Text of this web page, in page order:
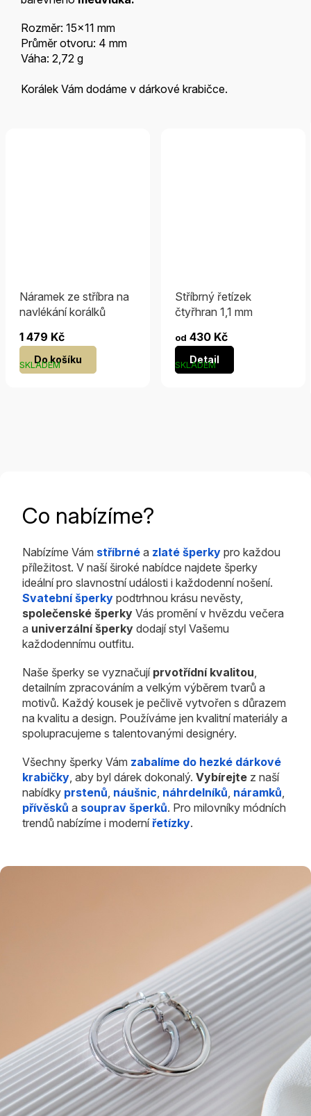
Rozměr: 15x11 mm
Průměr otvoru: 4 mm
Váha: 2,72 g
Korálek Vám dodáme v dárkové krabičce.
Náramek ze stříbra na
navlékání korálků
SKLADEM
1 479 Kč
Do košíku
Stříbrný řetízek
čtyřhran 1,1 mm
SKLADEM
od 430 Kč
Detail
Co nabízíme?
Nabízíme Vám stříbrné a zlaté šperky pro každou
příležitost. V naší široké nabídce najdete šperky
ideální pro slavnostní události i každodenní nošení.
Svatební šperky podtrhnou krásu nevěsty,
společenské šperky Vás promění v hvězdu večera
a univerzální šperky dodají styl Vašemu
každodennímu outfitu.
Naše šperky se vyznačují prvotřídní kvalitou,
detailním zpracováním a velkým výběrem tvarů a
motivů. Každý kousek je pečlivě vytvořen s důrazem
na kvalitu a design. Používáme jen kvalitní materiály a
spolupracujeme s talentovanými designéry.
Všechny šperky Vám zabalíme do hezké dárkové
krabičky, aby byl dárek dokonalý. Vybírejte z naší
nabídky prstenů, náušnic, náhrdelníků, náramků,
přívěsků a souprav šperků. Pro milovníky módních
trendů nabízíme i modernířetízky.